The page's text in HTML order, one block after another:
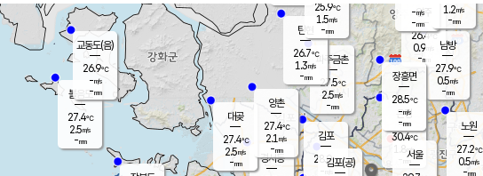
볼음도
27.4℃
2.5m/s
-mm
양주
26.4℃
0.9
-mm
경서동
파주금촌
27.5℃
2.5m/s
-mm
대곶
27.4℃
2.5m/s
-mm
탄현
26.7℃
1.3m/s
-mm
김포
28.0℃
-m/s
양촌
27.4℃
2.1 m/s
-mm
은평
30.4℃
1.8 m/s
- mm
노원
27.2℃
0.5m/s
-mm
남방
27.9℃
0.5m/s
-mm
장흥면
28.5℃
-m/s
-mm
-m/s
-mm
김포(공)
교동도(음)
26.9℃
-m/s
-mm
서울
25.9℃
1.5m/s
-mm
1.2m/s
-mm